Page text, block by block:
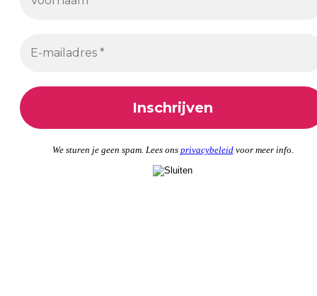
We sturen je geen spam. Lees ons privacybeleidvoor meer info.